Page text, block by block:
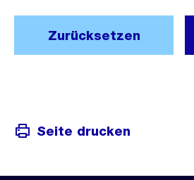
Zurücksetzen
Seite drucken